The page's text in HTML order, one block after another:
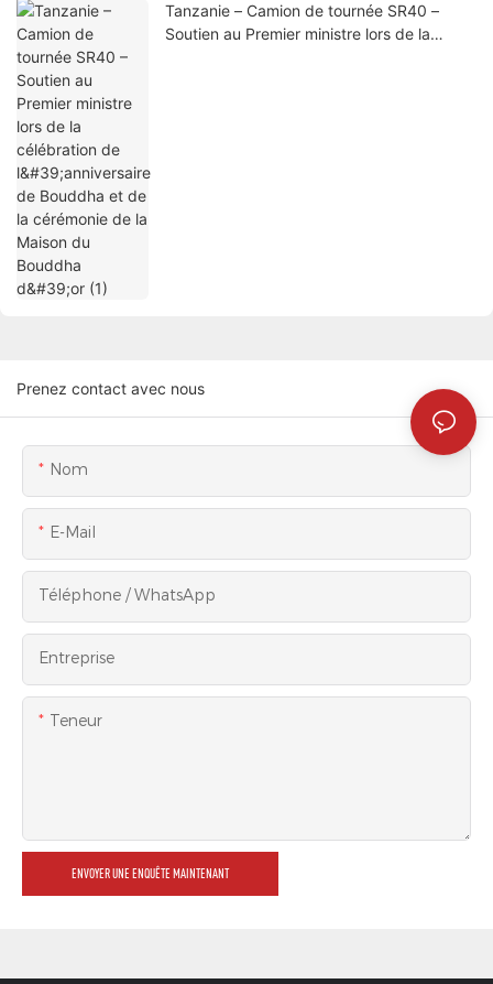
Tanzanie – Camion de tournée SR40 –
Soutien au Premier ministre lors de la
Prenez contact avec nous
Nom
E-Mail
Téléphone / WhatsApp
Entreprise
Teneur
ENVOYER UNE ENQUÊTE MAINTENANT